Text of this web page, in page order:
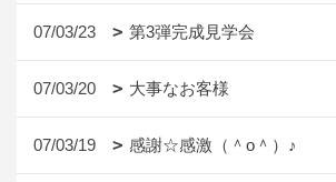
07/03/23 第3弾完成見学会
07/03/20 大事なお客様
07/03/19 感謝☆感激（＾o＾）♪